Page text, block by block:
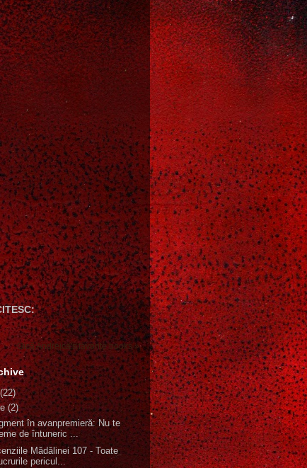
Gică Andreica's favorite books »
(22)
(2)
în avanpremieră: Nu te
de întuneric ...
Mădălinei 107 - Toate
pericul...